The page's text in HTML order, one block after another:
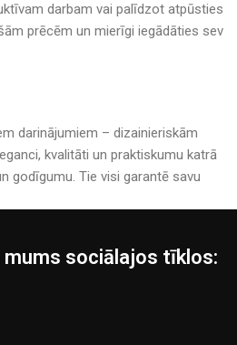
darbam vai palīdzot atpūsties
prēcēm un mierīgi iegādāties sev
darinājumiem – dizainieriskām
kvalitāti un praktiskumu katrā
godīgumu. Tie visi garantē savu
mums sociālajos tīklos: